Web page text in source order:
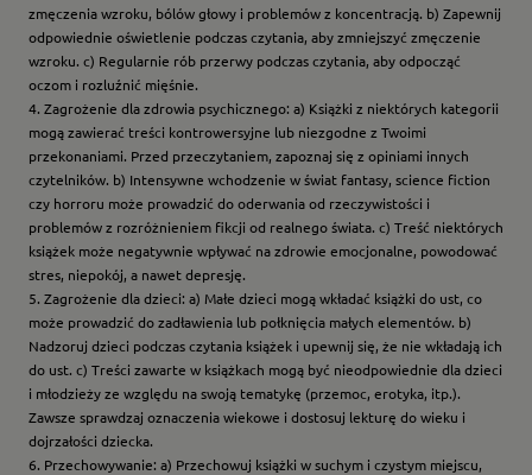
zmęczenia wzroku, bólów głowy i problemów z koncentracją. b) Zapewnij
odpowiednie oświetlenie podczas czytania, aby zmniejszyć zmęczenie
wzroku. c) Regularnie rób przerwy podczas czytania, aby odpocząć
oczom i rozluźnić mięśnie.
4. Zagrożenie dla zdrowia psychicznego: a) Książki z niektórych kategorii
mogą zawierać treści kontrowersyjne lub niezgodne z Twoimi
przekonaniami. Przed przeczytaniem, zapoznaj się z opiniami innych
czytelników. b) Intensywne wchodzenie w świat fantasy, science fiction
czy horroru może prowadzić do oderwania od rzeczywistości i
problemów z rozróżnieniem fikcji od realnego świata. c) Treść niektórych
książek może negatywnie wpływać na zdrowie emocjonalne, powodować
stres, niepokój, a nawet depresję.
5. Zagrożenie dla dzieci: a) Małe dzieci mogą wkładać książki do ust, co
może prowadzić do zadławienia lub połknięcia małych elementów. b)
Nadzoruj dzieci podczas czytania książek i upewnij się, że nie wkładają ich
do ust. c) Treści zawarte w książkach mogą być nieodpowiednie dla dzieci
i młodzieży ze względu na swoją tematykę (przemoc, erotyka, itp.).
Zawsze sprawdzaj oznaczenia wiekowe i dostosuj lekturę do wieku i
dojrzałości dziecka.
6. Przechowywanie: a) Przechowuj książki w suchym i czystym miejscu,